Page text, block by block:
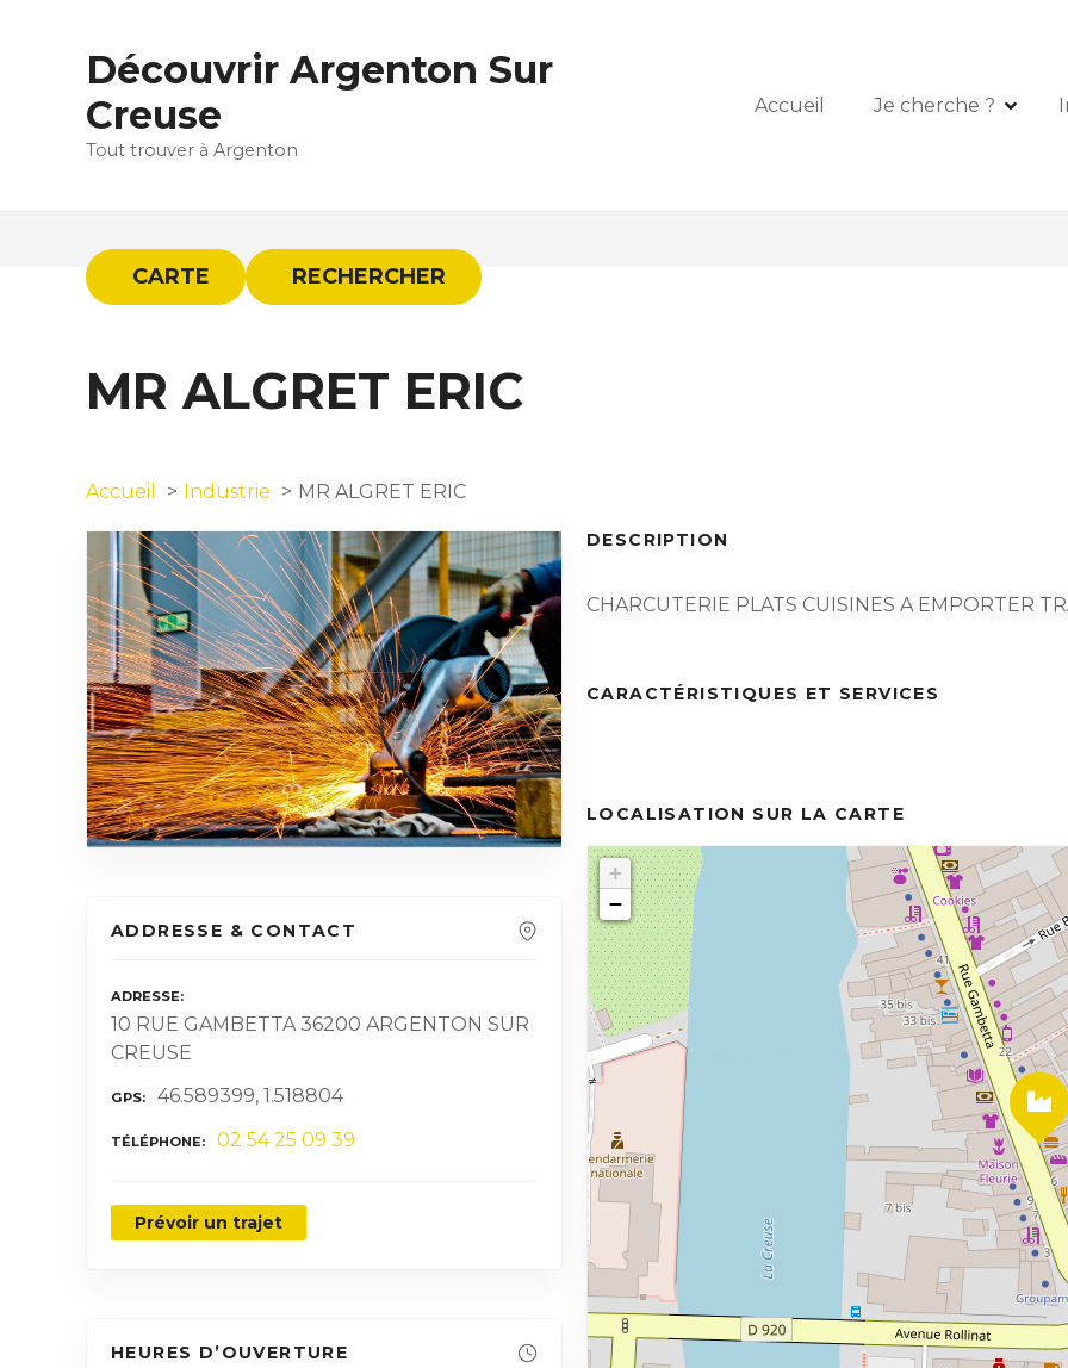
Découvrir Argenton Sur
Creuse
Tout trouver à Argenton
Accueil Je cherche ?
CARTE RECHERCHER
MR ALGRET ERIC
Accueil Industrie MR ALGRET ERIC
ADDRESSE & CONTACT
ADRESSE
10 RUE GAMBETTA 36200 ARGENTON SUR
CREUSE
GPS 46.589399, 1.518804
TÉLÉPHONE 02 54 25 09 39
Prévoir un trajet
HEURES D’OUVERTURE
DESCRIPTION
CHARCUTERIE PLATS CUISINES A EMPORTER
CARACTÉRISTIQUES ET SERVICES
LOCALISATION SUR LA CARTE
+
−